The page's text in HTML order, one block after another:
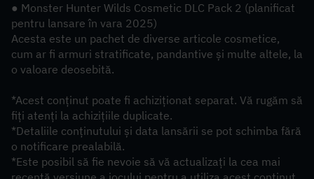
● Monster Hunter Wilds Cosmetic DLC Pack 2 (planificat
pentru lansare în vara 2025)
Acesta este un pachet de diverse articole cosmetice,
cum ar fi armuri stratificate, pandantive și multe altele, la
o valoare deosebită.
*Acest conținut poate fi achiziționat separat. Vă rugăm să
fiți atenți la achizițiile duplicate.
*Detaliile conținutului și data lansării se pot schimba fără
o notificare prealabilă.
*Este posibil să fie nevoie să vă actualizați la cea mai